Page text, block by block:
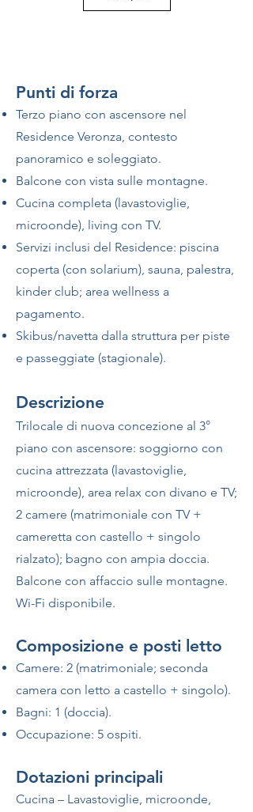
Punti di forza
Terzo piano con ascensore nel
Residence Veronza, contesto
panoramico e soleggiato.
Balcone con vista sulle montagne.
Cucina completa (lavastoviglie,
microonde), living con TV.
Servizi inclusi del Residence: piscina
coperta (con solarium), sauna, palestra,
kinder club; area wellness a
pagamento.
Skibus/navetta dalla struttura per piste
e passeggiate (stagionale).
Descrizione
Trilocale di nuova concezione al 3°
piano con ascensore: soggiorno con
cucina attrezzata (lavastoviglie,
microonde), area relax con divano e TV;
2 camere (matrimoniale con TV +
cameretta con castello + singolo
rialzato); bagno con ampia doccia.
Balcone con affaccio sulle montagne.
Wi-Fi disponibile.
Composizione e posti letto
Camere: 2 (matrimoniale; seconda
camera con letto a castello + singolo).
Bagni: 1 (doccia).
Occupazione: 5 ospiti.
Dotazioni principali
Cucina – Lavastoviglie, microonde,